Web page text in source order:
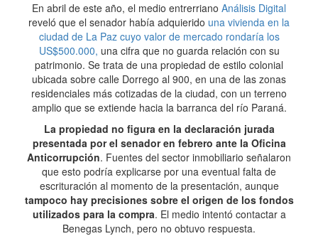
En abril de este año, el medio entrerriano Análisis Digital
reveló que el senador había adquierido una vivienda en la
ciudad de La Paz cuyo valor de mercado rondaría los
US$500.000, una cifra que no guarda relación con su
patrimonio. Se trata de una propiedad de estilo colonial
ubicada sobre calle Dorrego al 900, en una de las zonas
residenciales más cotizadas de la ciudad, con un terreno
amplio que se extiende hacia la barranca del río Paraná.
La propiedad no figura en la declaración jurada
presentada por el senador en febrero ante la Oficina
Anticorrupción. Fuentes del sector inmobiliario señalaron
que esto podría explicarse por una eventual falta de
escrituración al momento de la presentación, aunque
tampoco hay precisiones sobre el origen de los fondos
utilizados para la compra. El medio intentó contactar a
Benegas Lynch, pero no obtuvo respuesta.